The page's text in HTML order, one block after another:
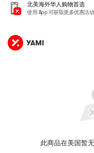
北美海外华人购物首选
使用 App 可获取更多优惠活
此商品在美国暂